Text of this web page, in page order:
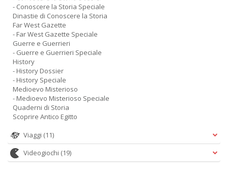
- Conoscere la Storia Speciale
Dinastie di Conoscere la Storia
Far West Gazette
- Far West Gazette Speciale
Guerre e Guerrieri
- Guerre e Guerrieri Speciale
History
- History Dossier
- History Speciale
Medioevo Misterioso
- Medioevo Misterioso Speciale
Quaderni di Storia
Scoprire Antico Egitto
Viaggi (11)
Videogiochi (19)